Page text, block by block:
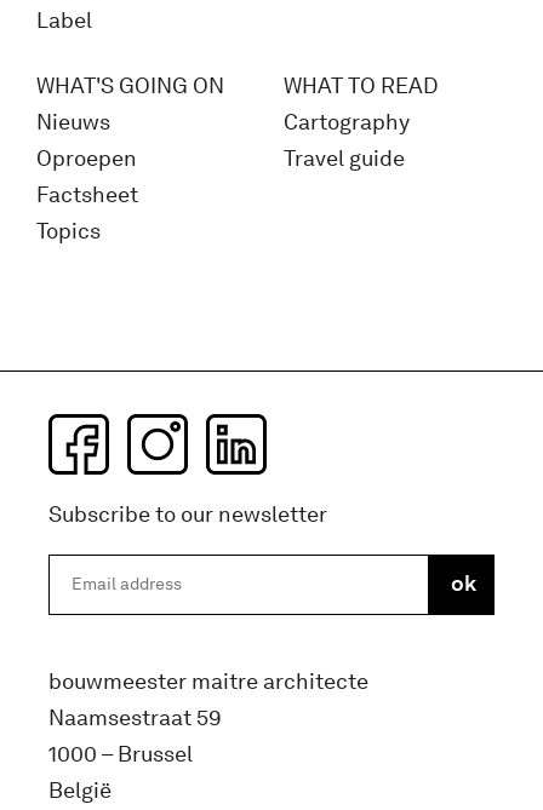
Label
WHAT'S GOING ON
Nieuws
Oproepen
Factsheet
Topics
WHAT TO READ
Cartography
Travel guide
Subscribe to our newsletter
bouwmeester maitre architecte
Naamsestraat 59
1000 – Brussel
België